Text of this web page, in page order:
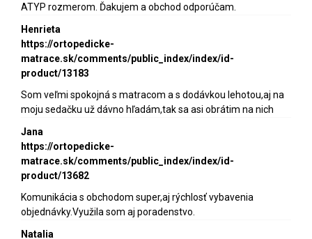
ATYP rozmerom. Ďakujem a obchod odporúčam.
Henrieta
https://ortopedicke-
matrace.sk/comments/public_index/index/id-
product/13183
Som veľmi spokojná s matracom a s dodávkou lehotou,aj na
moju sedačku už dávno hľadám,tak sa asi obrátim na nich
Jana
https://ortopedicke-
matrace.sk/comments/public_index/index/id-
product/13682
Komunikácia s obchodom super,aj rýchlosť vybavenia
objednávky.Využila som aj poradenstvo.
Natalia